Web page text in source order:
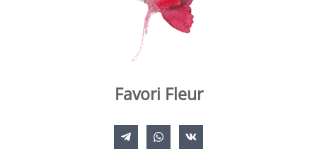
Favori Fleur